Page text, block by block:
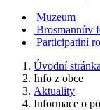
Muzeum
Brosmannův
Participatiní
Úvodní stránka
Info z obce
Aktuality
Informace o